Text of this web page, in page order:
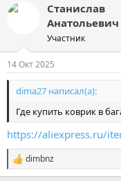
п
и
:
Станислав
Анатольевич
Участник
14 Окт 2025
dima27 написал(а):
Где купить коврик в
https://aliexpress.ru/
С
и
dimbnz